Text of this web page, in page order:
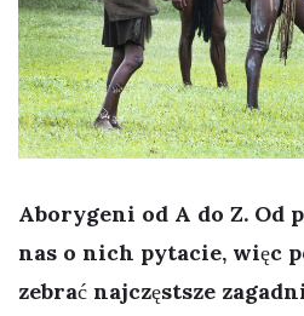
Aborygeni od A do Z. Od
nas o nich pytacie, więc
zebrać najczęstsze